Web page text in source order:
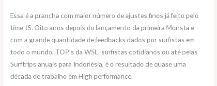
Essa é a prancha com maior número de ajustes finos já feito pelo
time JS. Oito anos depois do lançamento da primeira Monsta e
com a grande quantidade de feedbacks dados por surfistas em
todo o mundo, TOP’s da WSL, surfistas cotidianos ou até pelas
Surftrips anuais para Indonésia, é o resultado de quase uma
década de trabalho em High performance.